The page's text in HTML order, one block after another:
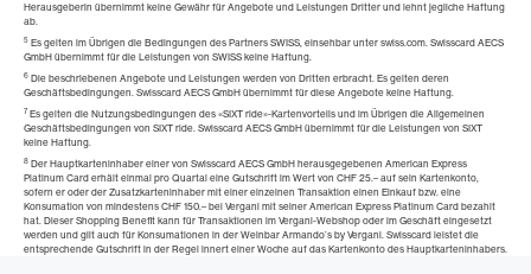
Herausgeberin übernimmt keine Gewähr für Angebote und Leistungen Dritter und lehnt jegliche Haftung
ab.
5 Es gelten im Übrigen die Bedingungen des Partners SWISS, einsehbar unter swiss.com. Swisscard AECS
GmbH übernimmt für die Leistungen von SWISS keine Haftung.
6 Die beschriebenen Angebote und Leistungen werden von Dritten erbracht. Es gelten deren
Geschäftsbedingungen. Swisscard AECS GmbH übernimmt für diese Angebote keine Haftung.
7 Es gelten die Nutzungsbedingungen des «SIXT ride»-Kartenvorteils und im Übrigen die Allgemeinen
Geschäftsbedingungen von SIXT ride. Swisscard AECS GmbH übernimmt für die Leistungen von SIXT
keine Haftung.
8 Der Hauptkarteninhaber einer von Swisscard AECS GmbH herausgegebenen American Express
Platinum Card erhält einmal pro Quartal eine Gutschrift im Wert von CHF 25.– auf sein Kartenkonto,
sofern er oder der Zusatzkarteninhaber mit einer einzelnen Transaktion einen Einkauf bzw. eine
Konsumation von mindestens CHF 150.– bei Vergani mit seiner American Express Platinum Card bezahlt
hat. Dieser Shopping Benefit kann für Transaktionen im Vergani-Webshop oder im Geschäft eingesetzt
werden und gilt auch für Konsumationen in der Weinbar Armando’s by Vergani. Swisscard leistet die
entsprechende Gutschrift in der Regel innert einer Woche auf das Kartenkonto des Hauptkarteninhabers.